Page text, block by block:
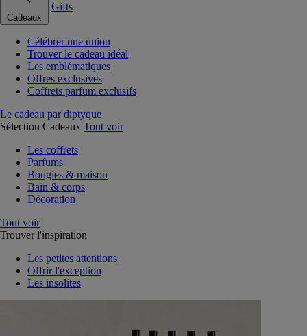
Cadeaux
Gifts
Célébrer une union
Trouver le cadeau idéal
Les emblématiques
Offres exclusives
Coffrets parfum exclusifs
Le cadeau par diptyque
Sélection Cadeaux Tout voir
Les coffrets
Parfums
Bougies & maison
Bain & corps
Décoration
Tout voir
Trouver l'inspiration
Les petites attentions
Offrir l'exception
Les insolites